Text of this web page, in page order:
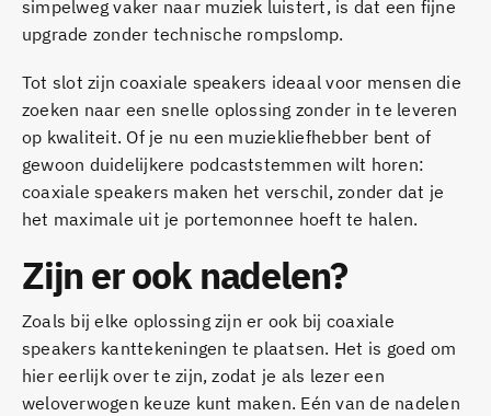
simpelweg vaker naar muziek luistert, is dat een fijne
upgrade zonder technische rompslomp.
Tot slot zijn coaxiale speakers ideaal voor mensen die
zoeken naar een snelle oplossing zonder in te leveren
op kwaliteit. Of je nu een muziekliefhebber bent of
gewoon duidelijkere podcaststemmen wilt horen:
coaxiale speakers maken het verschil, zonder dat je
het maximale uit je portemonnee hoeft te halen.
Zijn er ook nadelen?
Zoals bij elke oplossing zijn er ook bij coaxiale
speakers kanttekeningen te plaatsen. Het is goed om
hier eerlijk over te zijn, zodat je als lezer een
weloverwogen keuze kunt maken. Eén van de nadelen